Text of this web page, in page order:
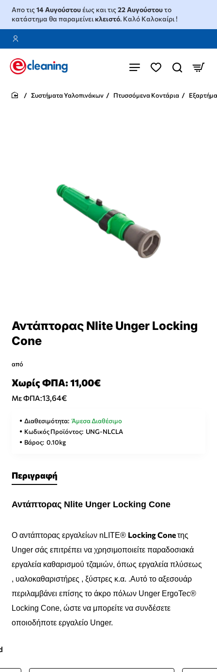
Απο τις14 Αυγούστουέως και τις22 Αυγούστουτο
κατάστημα θα παραμείνεικλειστό. Καλό Καλοκαίρι !
Συστήματα Υαλοπινάκων Πτυσσόμενα Κοντάρια
Αντάπτορας Nlite Unger Locking
Cone
από
Με ΦΠΑ:13,64€
Χωρίς ΦΠΑ: 11,00€
Διαθεσιμότητα: Άμεσα Διαθέσιμο
Κωδικός Προϊόντος: UNG-NLCLA
Βάρος: 0.10kg
Περιγραφή
Αντάπτορας Nlite Unger Locking Cone
Ο αντάπτορας εργαλείων nLITE® Locking Coneτης
Unger σάς επιτρέπει να χρησιμοποιείτε παραδοσιακά
εργαλεία καθαρισμού τζαμιών, όπως εργαλεία πλύσεως
, υαλοκαθαριστήρες , ξύστρες κ.α. .Αυτό το αξεσουάρ
περιλαμβάνει επίσης το άκρο πόλων Unger ErgoTec®
Locking Cone, ώστε να μπορείτε να συνδέσετε
οποιοδήποτε εργαλείο Unger.